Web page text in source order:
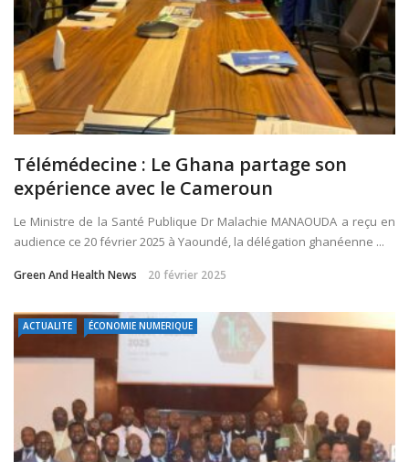
Télémédecine : Le Ghana partage son
expérience avec le Cameroun
Le Ministre de la Santé Publique Dr Malachie MANAOUDA a reçu en
audience ce 20 février 2025 à Yaoundé, la délégation ghanéenne ...
Green And Health News 20 février 2025
ACTUALITE ÉCONOMIE NUMERIQUE